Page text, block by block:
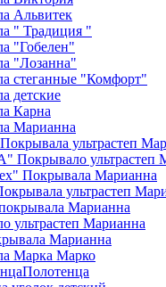
Альвитек
" Традиция "
"Гобелен"
"Лозанна"
стеганные "Комфорт"
детские
Карна
Марианна
ультрастеп
Покрывало ультрастеп
Покрывала Марианна
ультрастеп
Марианна
ультрастеп Марианна
Марианна
Марка Марко
Полотенца